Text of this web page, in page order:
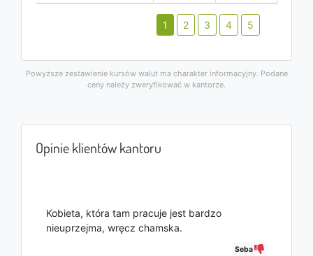
1 2 3 4 5
Powyższe zestawienie kursów walut ma charakter informacyjny. Podane
ceny należy zweryfikować w kantorze.
Opinie klientów kantoru
Kobieta, która tam pracuje jest bardzo
nieuprzejma, wręcz chamska.
Seba